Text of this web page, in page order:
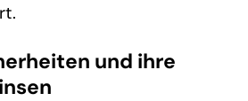
und ihre